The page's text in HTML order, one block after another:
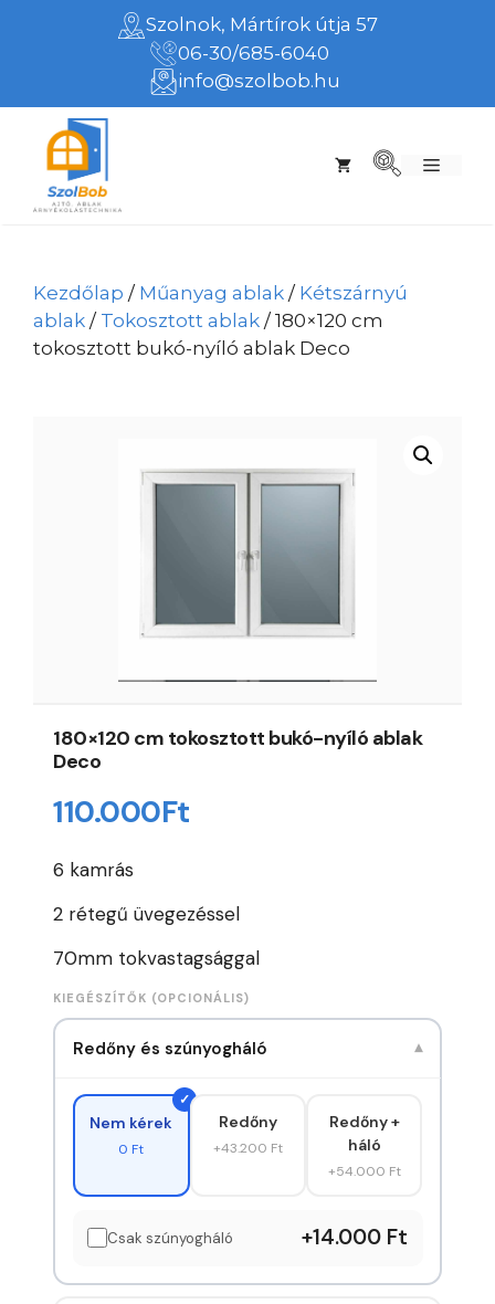
Szolnok, Mártírok útja 57
06-30/685-6040
info@szolbob.hu
Menü
Kezdőlap / Műanyag ablak / Kétszárnyú
ablak / Tokosztott ablak / 180×120 cm
tokosztott bukó-nyíló ablak Deco
180×120 cm tokosztott bukó-nyíló ablak
Deco
110.000Ft
6 kamrás
2 rétegű üvegezéssel
70mm tokvastagsággal
KIEGÉSZÍTŐK (OPCIONÁLIS)
Redőny és szúnyogháló ▾
Nem kérek
0 Ft
Redőny
+43.200 Ft
Redőny +
háló
+54.000 Ft
Csak szúnyogháló +14.000 Ft